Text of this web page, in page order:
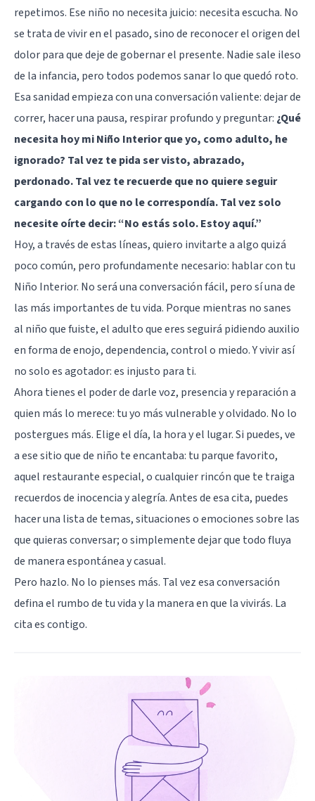
repetimos. Ese niño no necesita juicio: necesita escucha. No
se trata de vivir en el pasado, sino de reconocer el origen del
dolor para que deje de gobernar el presente. Nadie sale ileso
de la infancia, pero todos podemos sanar lo que quedó roto.
Esa sanidad empieza con una conversación valiente: dejar de
correr, hacer una pausa, respirar profundo y preguntar: ¿Qué
necesita hoy mi Niño Interior que yo, como adulto, he
ignorado? Tal vez te pida ser visto, abrazado,
perdonado. Tal vez te recuerde que no quiere seguir
cargando con lo que no le correspondía. Tal vez solo
necesite oírte decir: “No estás solo. Estoy aquí.”
Hoy, a través de estas líneas, quiero invitarte a algo quizá
poco común, pero profundamente necesario: hablar con tu
Niño Interior. No será una conversación fácil, pero sí una de
las más importantes de tu vida. Porque mientras no sanes
al niño que fuiste, el adulto que eres seguirá pidiendo auxilio
en forma de enojo, dependencia, control o miedo. Y vivir así
no solo es agotador: es injusto para ti.
Ahora tienes el poder de darle voz, presencia y reparación a
quien más lo merece: tu yo más vulnerable y olvidado. No lo
postergues más. Elige el día, la hora y el lugar. Si puedes, ve
a ese sitio que de niño te encantaba: tu parque favorito,
aquel restaurante especial, o cualquier rincón que te traiga
recuerdos de inocencia y alegría. Antes de esa cita, puedes
hacer una lista de temas, situaciones o emociones sobre las
que quieras conversar; o simplemente dejar que todo fluya
de manera espontánea y casual.
Pero hazlo. No lo pienses más. Tal vez esa conversación
defina el rumbo de tu vida y la manera en que la vivirás. La
cita es contigo.